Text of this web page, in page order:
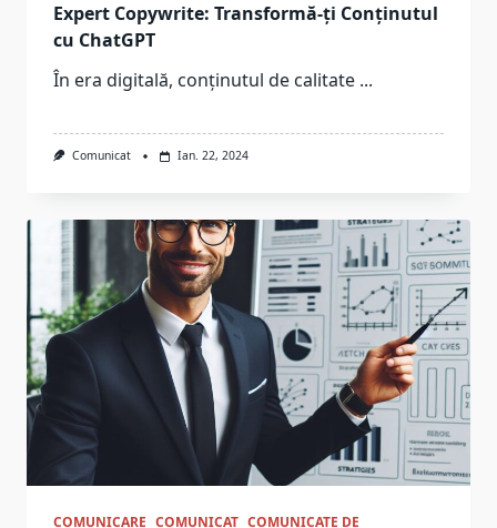
Expert Copywrite: Transformă-ți Conținutul
cu ChatGPT
În era digitală, conținutul de calitate ...
Comunicat Ian. 22, 2024
COMUNICARE COMUNICAT COMUNICATE DE